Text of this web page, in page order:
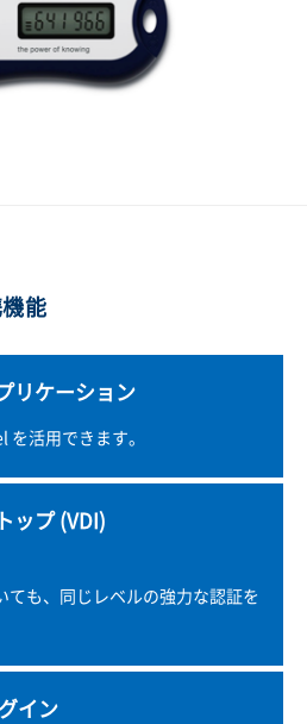
能
リケーション
を活用できます。
ップ (VDI)
ても、同じレベルの強力な認証を
イン